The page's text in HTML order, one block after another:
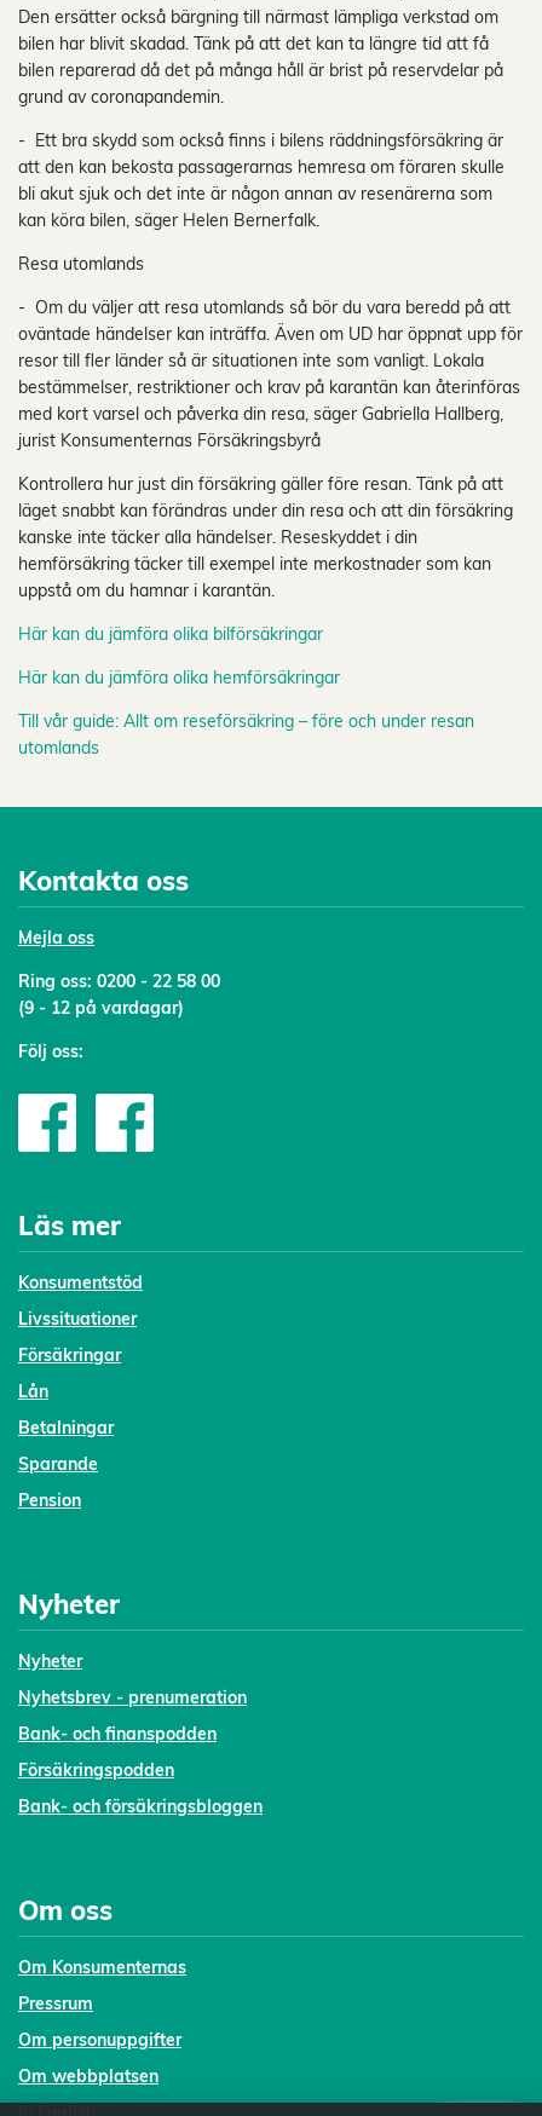
Den ersätter också bärgning till närmast lämpliga verkstad om
bilen har blivit skadad. Tänk på att det kan ta längre tid att få
bilen reparerad då det på många håll är brist på reservdelar på
grund av coronapandemin.
- Ett bra skydd som också finns i bilens räddningsförsäkring är
att den kan bekosta passagerarnas hemresa om föraren skulle
bli akut sjuk och det inte är någon annan av resenärerna som
kan köra bilen, säger Helen Bernerfalk.
Resa utomlands
- Om du väljer att resa utomlands så bör du vara beredd på att
oväntade händelser kan inträffa. Även om UD har öppnat upp för
resor till fler länder så är situationen inte som vanligt. Lokala
bestämmelser, restriktioner och krav på karantän kan återinföras
med kort varsel och påverka din resa, säger Gabriella Hallberg,
jurist Konsumenternas Försäkringsbyrå
Kontrollera hur just din försäkring gäller före resan. Tänk på att
läget snabbt kan förändras under din resa och att din försäkring
kanske inte täcker alla händelser. Reseskyddet i din
hemförsäkring täcker till exempel inte merkostnader som kan
uppstå om du hamnar i karantän.
Här kan du jämföra olika bilförsäkringar
Här kan du jämföra olika hemförsäkringar
Till vår guide: Allt om reseförsäkring – före och under resan
utomlands
Kontakta oss
Mejla oss
Ring oss: 0200 - 22 58 00
(9 - 12 på vardagar)
Följ oss:
Läs mer
Konsumentstöd
Livssituationer
Försäkringar
Lån
Betalningar
Sparande
Pension
Nyheter
Nyheter
Nyhetsbrev - prenumeration
Bank- och finanspodden
Försäkringspodden
Bank- och försäkringsbloggen
Om oss
Om Konsumenternas
Pressrum
Om personuppgifter
Om webbplatsen